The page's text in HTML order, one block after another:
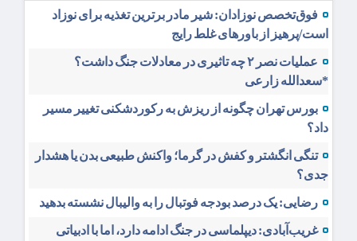
فوق‌تخصص نوزادان: شیر مادر برترین تغذیه برای نوزاد
است/پرهیز از باورهای غلط رایج
عملیات نصر ۲ چه تاثیری در معادلات جنگ داشت؟
*سعدالله زارعی
بورس تهران چگونه از ریزش به رکوردشکنی تغییر مسیر
داد؟
تنگی انگشتر و کفش در گرما؛ واکنش طبیعی بدن یا هشدار
جدی؟
رضایی: یک درصد بودجه فوتبال را به والیبال نشسته بدهید
غریب‌آبادی: دیپلماسی در جنگ ادامه دارد، اما با ادبیاتی